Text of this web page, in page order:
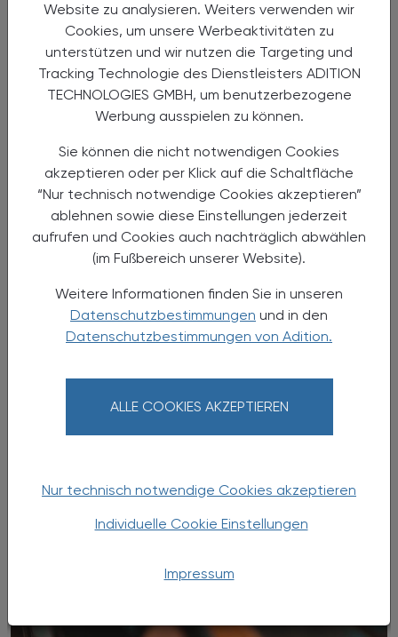
Website zu analysieren. Weiters verwenden wir
Cookies, um unsere Werbeaktivitäten zu
unterstützen und wir nutzen die Targeting und
Tracking Technologie des Dienstleisters ADITION
TECHNOLOGIES GMBH, um benutzerbezogene
Werbung ausspielen zu können.
Sie können die nicht notwendigen Cookies
akzeptieren oder per Klick auf die Schaltfläche
“Nur technisch notwendige Cookies akzeptieren”
ablehnen sowie diese Einstellungen jederzeit
aufrufen und Cookies auch nachträglich abwählen
(im Fußbereich unserer Website).
Weitere Informationen finden Sie in unseren
Datenschutzbestimmungen und in den
Datenschutzbestimmungen von Adition.
ALLE COOKIES AKZEPTIEREN
Nur technisch notwendige Cookies akzeptieren
Individuelle Cookie Einstellungen
Impressum
20.03.2024, ganztägig EVENTS
Wissen auffrischen - Kompetenz
vertiefen:Erweiterungsmittel Nr. 13 –
Seminar
Was verbindet die Blume mit dem